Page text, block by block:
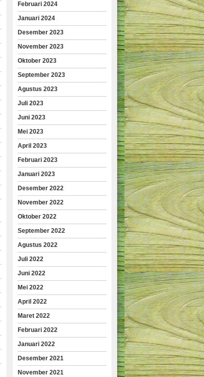
Februari 2024
Januari 2024
Desember 2023
November 2023
Oktober 2023
September 2023
Agustus 2023
Juli 2023
Juni 2023
Mei 2023
April 2023
Februari 2023
Januari 2023
Desember 2022
November 2022
Oktober 2022
September 2022
Agustus 2022
Juli 2022
Juni 2022
Mei 2022
April 2022
Maret 2022
Februari 2022
Januari 2022
Desember 2021
November 2021